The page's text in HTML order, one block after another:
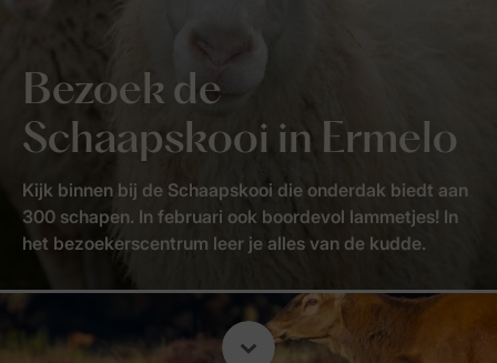
Bezoek de
Schaapskooi in Ermelo
Kijk binnen bij de Schaapskooi die onderdak biedt aan
300 schapen. In februari ook boordevol lammetjes! In
het bezoekerscentrum leer je alles van de kudde.